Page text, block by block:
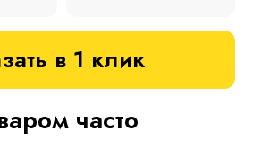
в 1 клик
часто